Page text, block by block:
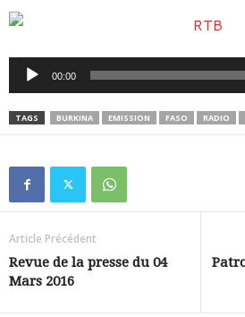
Lecteur
audio
00:00
TAGS BURKINA EMISSION FASO RADIO
Article Précédent
Revue de la presse du 04
Mars 2016